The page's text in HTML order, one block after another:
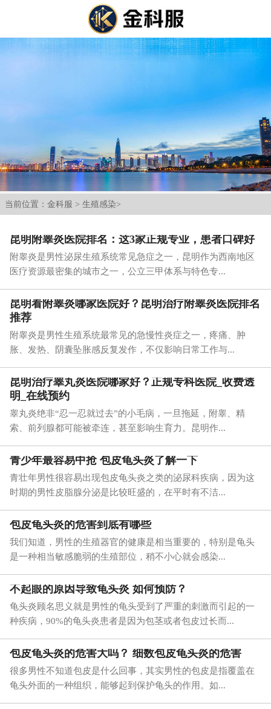
当前位置： 金科服 > 生殖感染>
昆明附睾炎医院排名：这3家正规专业，患者口碑好
附睾炎是男性泌尿生殖系统常见急症之一，昆明作为西南地区
医疗资源最密集的城市之一，公立三甲体系与特色专...
昆明看附睾炎哪家医院好？昆明治疗附睾炎医院排名
推荐
附睾炎是男性生殖系统最常见的急慢性炎症之一，疼痛、肿
胀、发热、阴囊坠胀感反复发作，不仅影响日常工作与...
昆明治疗睾丸炎医院哪家好？正规专科医院_收费透
明_在线预约
睾丸炎绝非“忍一忍就过去”的小毛病，一旦拖延，附睾、精
索、前列腺都可能被牵连，甚至影响生育力。昆明作...
青少年最容易中抢 包皮龟头炎了解一下
青壮年男性很容易出现包皮龟头炎之类的泌尿科疾病，因为这
时期的男性皮脂腺分泌是比较旺盛的，在平时有不洁...
包皮龟头炎的危害到底有哪些
我们知道，男性的生殖器官的健康是相当重要的，特别是龟头
是一种相当敏感脆弱的生殖部位，稍不小心就会感染...
不起眼的原因导致龟头炎 如何预防？
龟头炎顾名思义就是男性的龟头受到了严重的刺激而引起的一
种疾病，90%的龟头炎患者是因为包茎或者包皮过长而...
包皮龟头炎的危害大吗？ 细数包皮龟头炎的危害
很多男性不知道包皮是什么回事，其实男性的包皮是指覆盖在
龟头外面的一种组织，能够起到保护龟头的作用。如...